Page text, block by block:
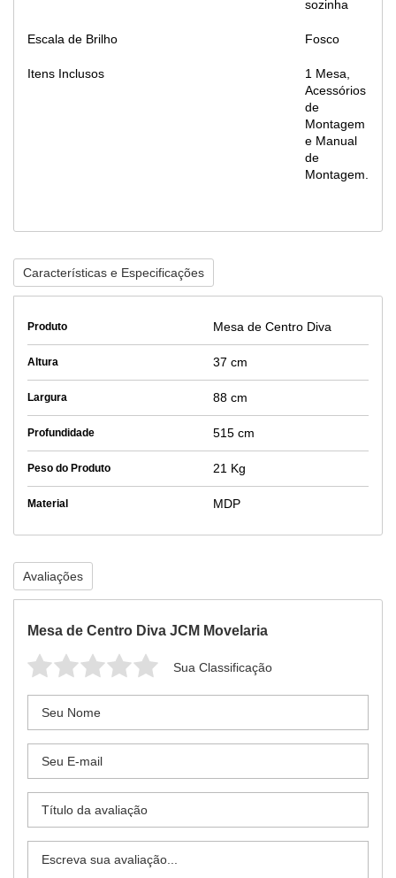
sozinha
Escala de Brilho Fosco
Itens Inclusos
1 Mesa,
Acessórios
de
Montagem
e Manual
de
Montagem.
Características e Especificações
Produto Mesa de Centro Diva
Altura 37 cm
Largura 88 cm
Profundidade 515 cm
Peso do Produto 21 Kg
Material MDP
Avaliações
Mesa de Centro Diva JCM Movelaria
Sua Classificação